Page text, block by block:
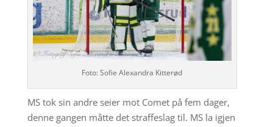
Foto: Sofie Alexandra Kitterød
MS tok sin andre seier mot Comet på fem dager,
denne gangen måtte det straffeslag til. MS la igjen